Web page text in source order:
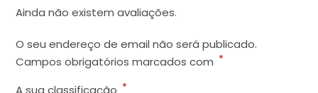
Ainda não existem avaliações.
O seu endereço de email não será publicado.
Campos obrigatórios marcados com *
A sua classificação *